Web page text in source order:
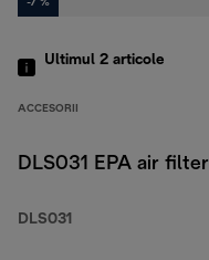
-7 %
Ultimul 2 articole
ACCESORII
DLS031 EPA air filter
DLS031